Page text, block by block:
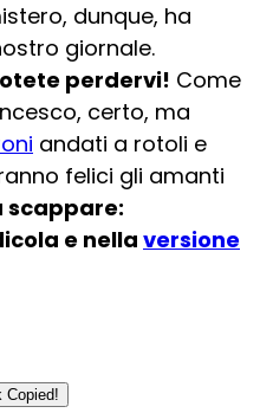
dunque, ha
giornale.
perdervi! Come
certo, ma
andati a rotoli e
felici gli amanti
scappare:
e nella versione
Copied!